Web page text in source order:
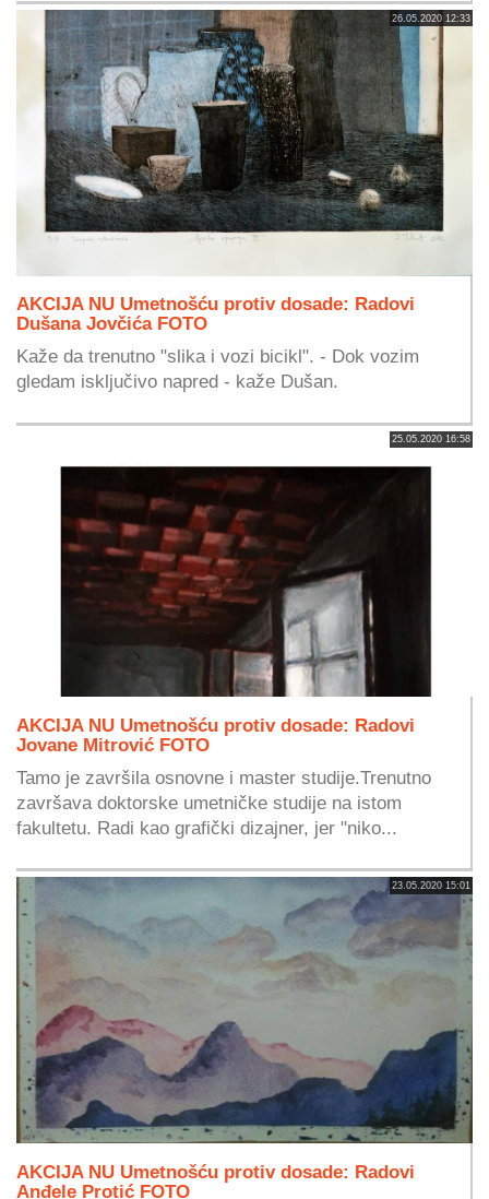
26.05.2020 12:33
AKCIJA NU Umetnošću protiv dosade: Radovi
Dušana Jovčića FOTO
Kaže da trenutno "slika i vozi bicikl". - Dok vozim
gledam isključivo napred - kaže Dušan.
25.05.2020 16:58
AKCIJA NU Umetnošću protiv dosade: Radovi
Jovane Mitrović FOTO
Tamo je završila osnovne i master studije.Trenutno
završava doktorske umetničke studije na istom
fakultetu. Radi kao grafički dizajner, jer "niko...
23.05.2020 15:01
AKCIJA NU Umetnošću protiv dosade: Radovi
Anđele Protić FOTO